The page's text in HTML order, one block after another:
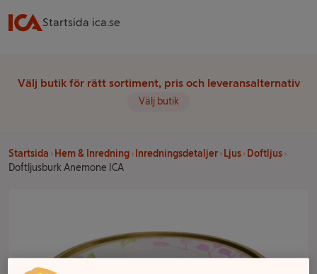
Startsida ica.se
Välj butik för rätt sortiment, pris och leveransalternativ
Välj butik
Startsida Hem & Inredning Inredningsdetaljer Ljus
Doftljus
Doftljusburk Anemone ICA